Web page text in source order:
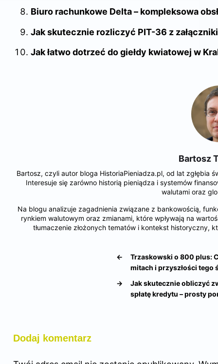
Biuro rachunkowe Delta – kompleksowa
Jak skutecznie rozliczyć PIT-36 z
Jak łatwo dotrzeć do giełdy kwiatowej w
Bartosz
Bartosz, czyli autor bloga HistoriaPieniadza.pl, od lat zgłębia
Interesuje się zarówno historią pieniądza i systemów
walutami oraz
Na blogu analizuje zagadnienia związane z bankowością,
rynkiem walutowym oraz zmianami, które wpływają na
tłumaczenie złożonych tematów i kontekst historyczny,
←
Trzaskowski o 800 plus:
mitach i przyszłości tego
→
Jak skutecznie obliczyć
spłatę kredytu – prosty
Dodaj komentarz